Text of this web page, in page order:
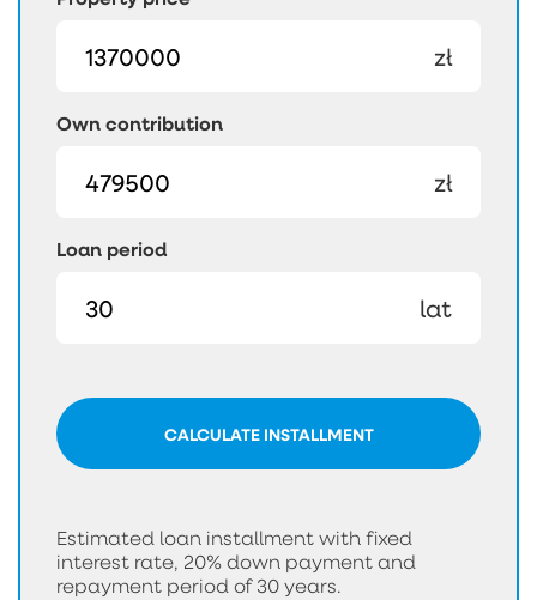
zł
Own contribution
zł
Loan period
lat
CALCULATE INSTALLMENT
Estimated loan installment with fixed
interest rate, 20% down payment and
repayment period of 30 years.